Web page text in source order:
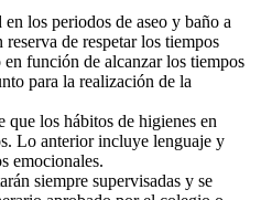
los periodos de aseo y baño a
de respetar los tiempos
función de alcanzar los tiempos
para la realización de la
que los hábitos de higienes en
Lo anterior incluye lenguaje y
emocionales.
siempre supervisadas y se